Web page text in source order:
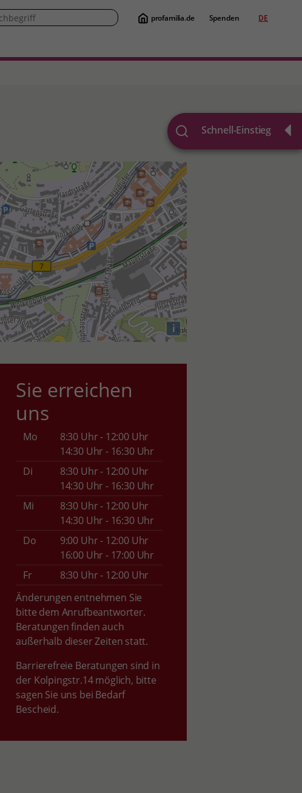
profamilia.de Spenden DE
Schnell-Einstieg
i
Sie erreichen
uns
Mo
8:30 Uhr - 12:00 Uhr
14:30 Uhr - 16:30 Uhr
Di
8:30 Uhr - 12:00 Uhr
14:30 Uhr - 16:30 Uhr
Mi
8:30 Uhr - 12:00 Uhr
14:30 Uhr - 16:30 Uhr
Do
9:00 Uhr - 12:00 Uhr
16:00 Uhr - 17:00 Uhr
Fr
8:30 Uhr - 12:00 Uhr
Änderungen entnehmen Sie
bitte dem Anrufbeantworter.
Beratungen finden auch
außerhalb dieser Zeiten statt.
Barrierefreie Beratungen sind in
der Kolpingstr.14 möglich, bitte
sagen Sie uns bei Bedarf
Bescheid.